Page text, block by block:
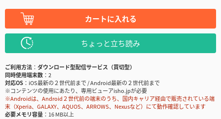
カートに入れる
ちょっと立ち読み
ご利用方法
ダウンロード型配信サービス（買切型）
同時使用端末数
2
対応OS
iOS最新の２世代前まで / Android最新の２世代前まで
※コンテンツの使用にあたり、専用ビューアisho.jpが必要
※Androidは、Android２世代前の端末のうち、国内キャリア経由で販売されている端
末（Xperia、GALAXY、AQUOS、ARROWS、Nexusなど）にて動作確認しています
必要メモリ容量
16 MB以上